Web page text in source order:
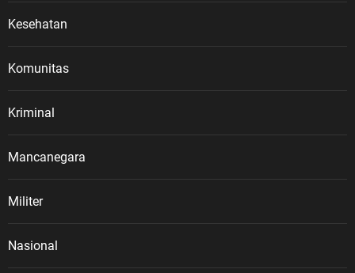
Kesehatan
Komunitas
Kriminal
Mancanegara
Militer
Nasional